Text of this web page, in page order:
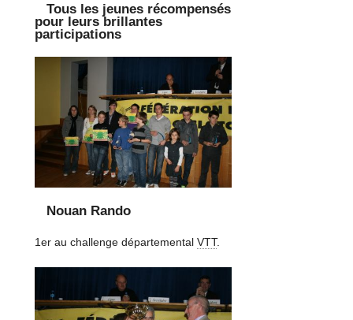
Tous les jeunes récompensés
pour leurs brillantes
participations
Nouan Rando
1er au challenge départementalVTT.